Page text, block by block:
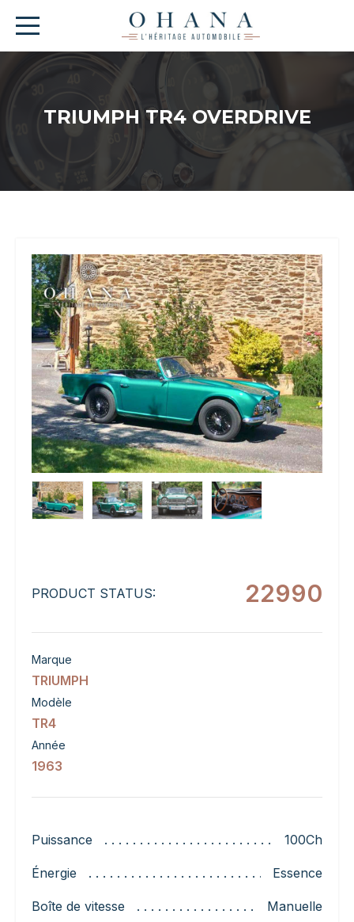
TRIUMPH TR4 OVERDRIVE
PRODUCT STATUS: 22990
Marque
TRIUMPH
Modèle
TR4
Année
1963
Puissance 100Ch
Énergie Essence
Boîte de vitesse Manuelle